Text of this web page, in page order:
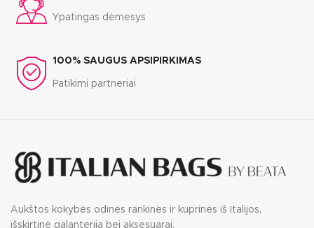
Ypatingas dėmesys
100% SAUGUS APSIPIRKIMAS
Patikimi partneriai
Aukštos kokybės odinės rankinės ir kuprinės iš Italijos,
išskirtinė galanterija bei aksesuarai.